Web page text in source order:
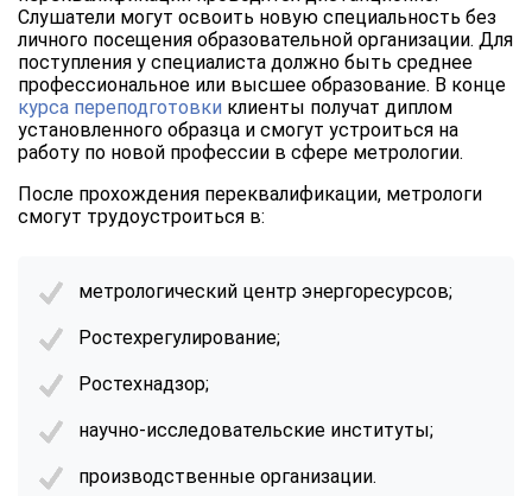
Слушатели могут освоить новую специальность без
личного посещения образовательной организации. Для
поступления у специалиста должно быть среднее
профессиональное или высшее образование. В конце
курса переподготовки клиенты получат диплом
установленного образца и смогут устроиться на
работу по новой профессии в сфере метрологии.
После прохождения переквалификации, метрологи
смогут трудоустроиться в:
метрологический центр энергоресурсов;
Ростехрегулирование;
Ростехнадзор;
научно-исследовательские институты;
производственные организации.